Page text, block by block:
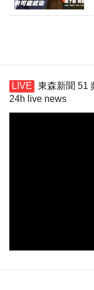
東森新聞 51
24h live news